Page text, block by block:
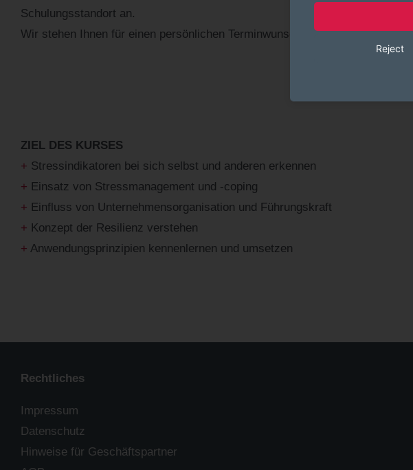
Schulungsstandort an.
Wir stehen Ihnen für einen persönlichen Terminwunsch gerne zur Verfügung.
ZIEL DES KURSES
+ Stressindikatoren bei sich selbst und anderen erkennen
+ Einsatz von Stressmanagement und -coping
+ Einfluss von Unternehmensorganisation und Führungskraft
+ Konzept der Resilienz verstehen
+ Anwendungsprinzipien kennenlernen und umsetzen
Rechtliches
Impressum
Datenschutz
Hinweise für Geschäftspartner
Reject